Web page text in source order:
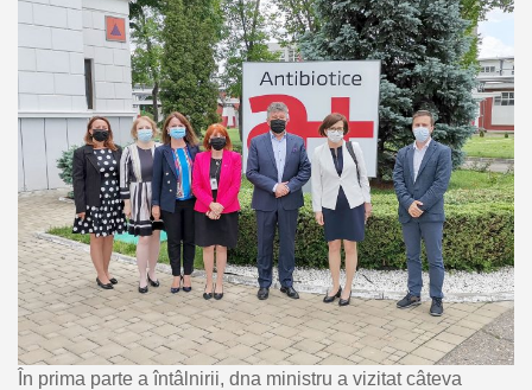
În prima parte a întâlnirii, dna ministru a vizitat câteva